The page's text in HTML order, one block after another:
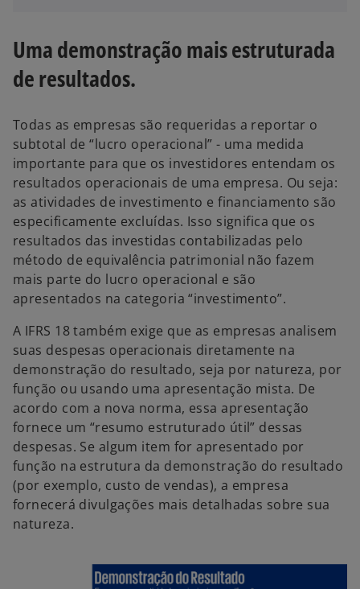
Uma demonstração mais estruturada
de resultados.
Todas as empresas são requeridas a reportar o
subtotal de “lucro operacional” - uma medida
importante para que os investidores entendam os
resultados operacionais de uma empresa. Ou seja:
as atividades de investimento e financiamento são
especificamente excluídas. Isso significa que os
resultados das investidas contabilizadas pelo
método de equivalência patrimonial não fazem
mais parte do lucro operacional e são
apresentados na categoria “investimento”.
A IFRS 18 também exige que as empresas analisem
suas despesas operacionais diretamente na
demonstração do resultado, seja por natureza, por
função ou usando uma apresentação mista. De
acordo com a nova norma, essa apresentação
fornece um “resumo estruturado útil” dessas
despesas. Se algum item for apresentado por
função na estrutura da demonstração do resultado
(por exemplo, custo de vendas), a empresa
fornecerá divulgações mais detalhadas sobre sua
natureza.